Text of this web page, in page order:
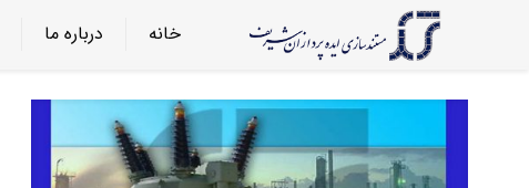
خانه درباره ما